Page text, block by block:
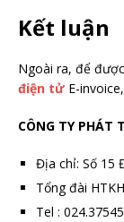
Kết luận
Ngoài ra, để
điện tửE-
CÔNG TY PHÁT
Địa chỉ: Số 15
Tổng đài
Tel :